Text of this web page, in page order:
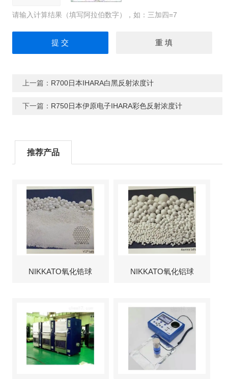
请输入计算结果（填写阿拉伯数字），如：三加四=7
上一篇： R700日本IHARA白黑反射浓度计
下一篇： R750日本伊原电子IHARA彩色反射浓度计
推荐产品
NIKKATO氧化锆球 NIKKATO氧化铝球